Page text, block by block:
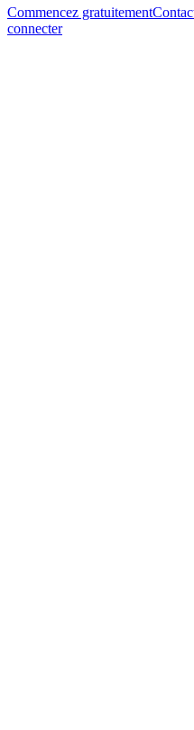
Commencez gratuitement
connecter